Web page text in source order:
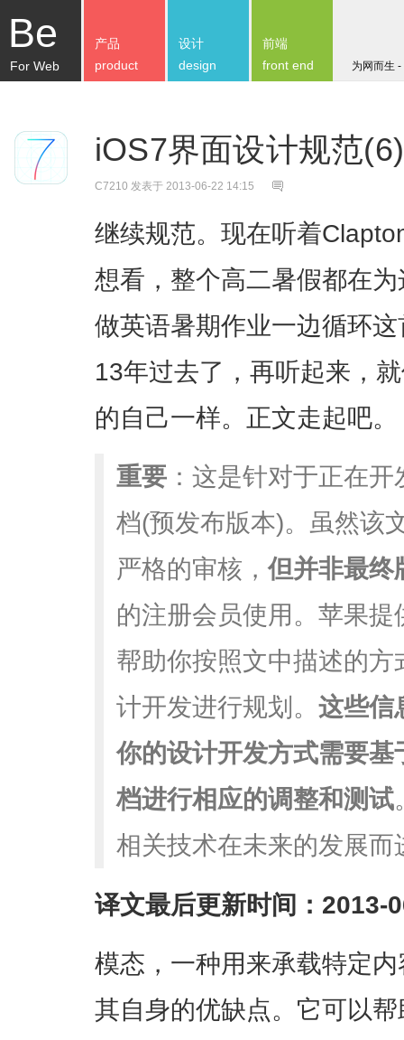
Be
For Web 为网而生
产品
product
设计
design
前端
front end
iOS7界面设计规范
C7210 发表于 2013-06-22 14:15
继续规范。现在听着
想看，整个高二暑假都在
做英语暑期作业一边循环
13年过去了，再听起来，
的自己一样。正文走起吧。
重要 ：这是针对于正在
档(预发布版本)。虽然该
严格的审核，但并非最终
的注册会员使用。苹果
帮助你按照文中描述的
计开发进行规划。这些信
你的设计开发方式需要
档进行相应的调整和测试
相关技术在未来的发展而
译文最后更新时间：2013-
模态，一种用来承载特定
其自身的优缺点。它可以